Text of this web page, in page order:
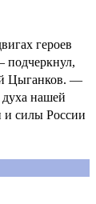
героев
подчеркнул,
Цыганков. —
духа нашей
и силы России